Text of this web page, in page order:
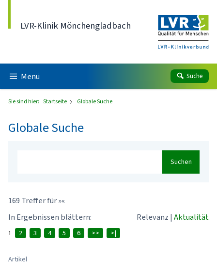
LVR-Klinik Mönchengladbach
Menü Suche
Sie sind hier: Startseite Globale Suche
Globale Suche
Suchen
169 Treffer für »«
In Ergebnissen blättern:
Relevanz | Aktualität
1 2 3 4 5 6 >> >|
Artikel